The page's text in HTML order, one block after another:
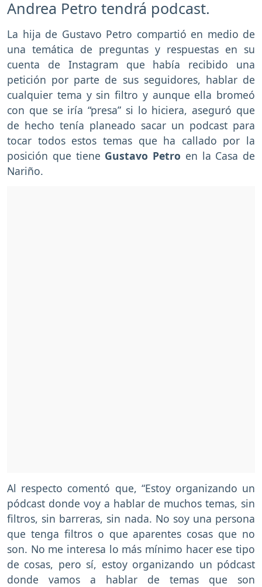
Andrea Petro tendrá podcast.
La hija de Gustavo Petro compartió en medio de
una temática de preguntas y respuestas en su
cuenta de Instagram que había recibido una
petición por parte de sus seguidores, hablar de
cualquier tema y sin filtro y aunque ella bromeó
con que se iría “presa” si lo hiciera, aseguró que
de hecho tenía planeado sacar un podcast para
tocar todos estos temas que ha callado por la
posición que tiene Gustavo Petro en la Casa de
Nariño.
Al respecto comentó que, “Estoy organizando un
pódcast donde voy a hablar de muchos temas, sin
filtros, sin barreras, sin nada. No soy una persona
que tenga filtros o que aparentes cosas que no
son. No me interesa lo más mínimo hacer ese tipo
de cosas, pero sí, estoy organizando un pódcast
donde vamos a hablar de temas que son